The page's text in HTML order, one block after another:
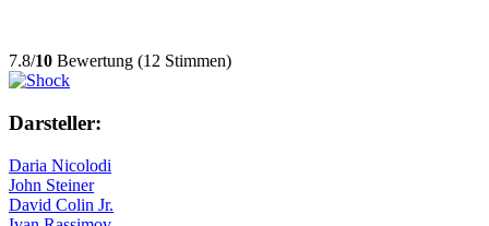
7.8/10 Bewertung (12 Stimmen)
Darsteller:
Daria Nicolodi
John Steiner
David Colin Jr.